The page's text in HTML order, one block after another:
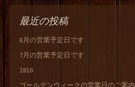
最近の投稿
8月の営業予定日です
7月の営業予定日です
2816
ゴールデンウィークの営業日のご案内